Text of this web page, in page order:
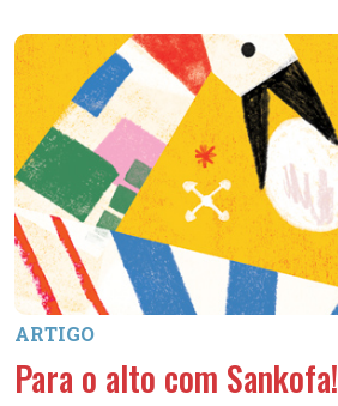
ARTIGO
Para o alto com Sankofa!